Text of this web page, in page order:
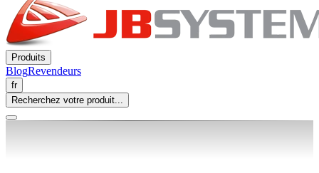
Produits
BlogRevendeurs
fr
Recherchez votre produit...